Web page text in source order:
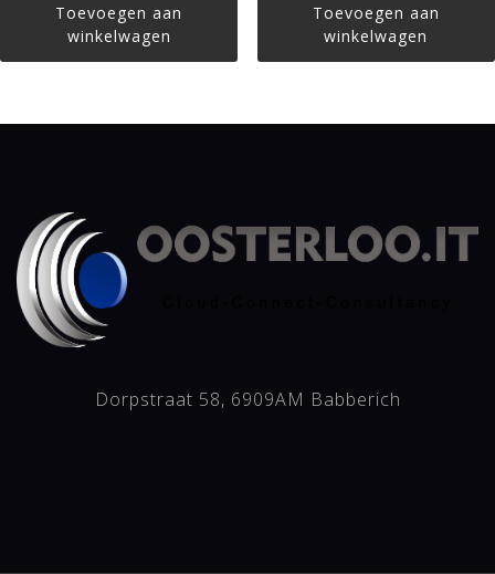
Toevoegen aan
winkelwagen
Toevoegen aan
winkelwagen
Dorpstraat 58, 6909AM Babberich